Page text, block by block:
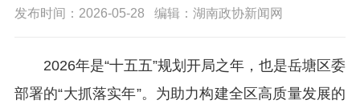
发布时间：2026-05-28 编辑：湖南政协新闻网
2026年是“十五五”规划开局之年，也是岳塘区委
部署的“大抓落实年”。为助力构建全区高质量发展的